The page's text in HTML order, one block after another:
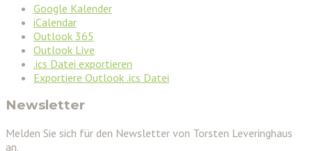
Google Kalender
iCalendar
Outlook 365
Outlook Live
.ics Datei exportieren
Exportiere Outlook .ics Datei
Newsletter
Melden Sie sich für den Newsletter von Torsten Leveringhaus
an.